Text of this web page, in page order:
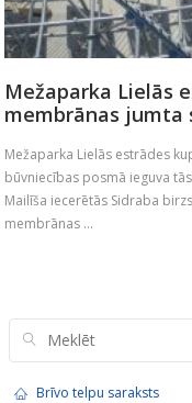
Mežaparka Lielās
membrānas jumta
Mežaparka Lielās estrādes
būvniecības posmā ieguva
Mailīša iecerētās Sidraba
membrānas ...
Brīvo telpu saraksts